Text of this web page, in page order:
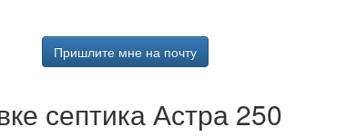
Пришлите мне на почту
септика Астра 250